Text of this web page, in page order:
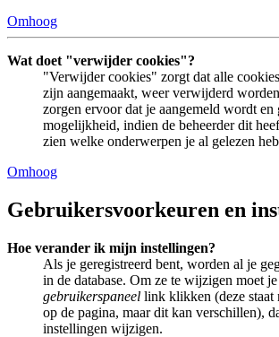
Omhoog
Wat doet "verwijder cookies"?
"Verwijder cookies" zorgt dat alle
zijn aangemaakt, weer verwijderd
zorgen ervoor dat je aangemeld wordt en
mogelijkheid, indien de beheerder dit
zien welke onderwerpen je al gelezen
Omhoog
Gebruikersvoorkeuren en
Hoe verander ik mijn instellingen?
Als je geregistreerd bent, worden al je
in de database. Om ze te wijzigen moet
gebruikerspaneel link klikken (deze staat
op de pagina, maar dit kan verschillen),
instellingen wijzigen.